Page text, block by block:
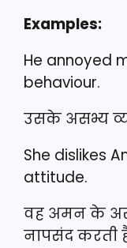
Examples:
He annoyed
behaviour.
उसके असभ्य
She dislikes
attitude.
वह अमन के
नापसंद करती